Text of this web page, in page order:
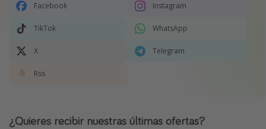
Facebook Instagram
TikTok WhatsApp
X Telegram
Rss
¿Quieres recibir nuestras últimas ofertas?